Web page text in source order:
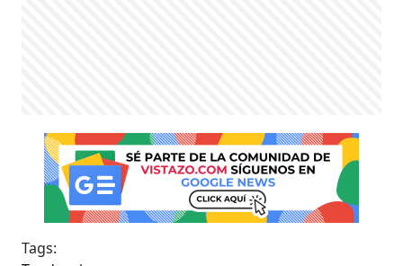
Tags: